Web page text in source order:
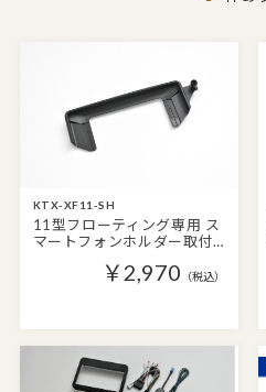
KTX-XF11-SH
11型フローティング専用 ス
マートフォンホルダー取付…
￥2,970 （税込）